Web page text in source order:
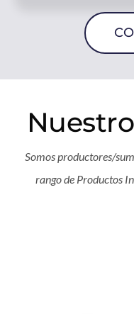
Somos productores/
rango de Productos